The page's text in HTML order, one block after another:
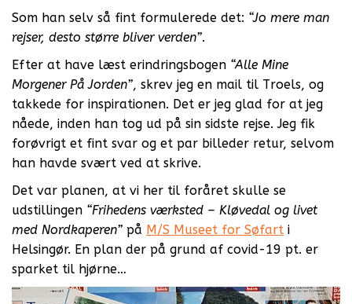
Som han selv så fint formulerede det: “Jo mere man
rejser, desto større bliver verden”.
Efter at have læst erindringsbogen “Alle Mine
Morgener På Jorden”, skrev jeg en mail til Troels, og
takkede for inspirationen. Det er jeg glad for at jeg
nåede, inden han tog ud på sin sidste rejse. Jeg fik
forøvrigt et fint svar og et par billeder retur, selvom
han havde svært ved at skrive.
Det var planen, at vi her til foråret skulle se
udstillingen “Frihedens værksted – Kløvedal og livet
med Nordkaperen” på M/S Museet for Søfart i
Helsingør. En plan der på grund af covid-19 pt. er
sparket til hjørne…